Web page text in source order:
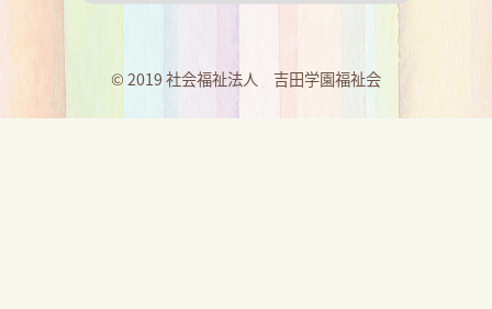
© 2019 社会福祉法人 吉田学園福祉会